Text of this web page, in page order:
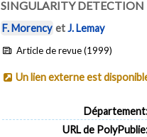
SINGULARITY DETECTION
F. Morency etJ. Lemay
Article de revue (1999)
Un lien externe est
URL de